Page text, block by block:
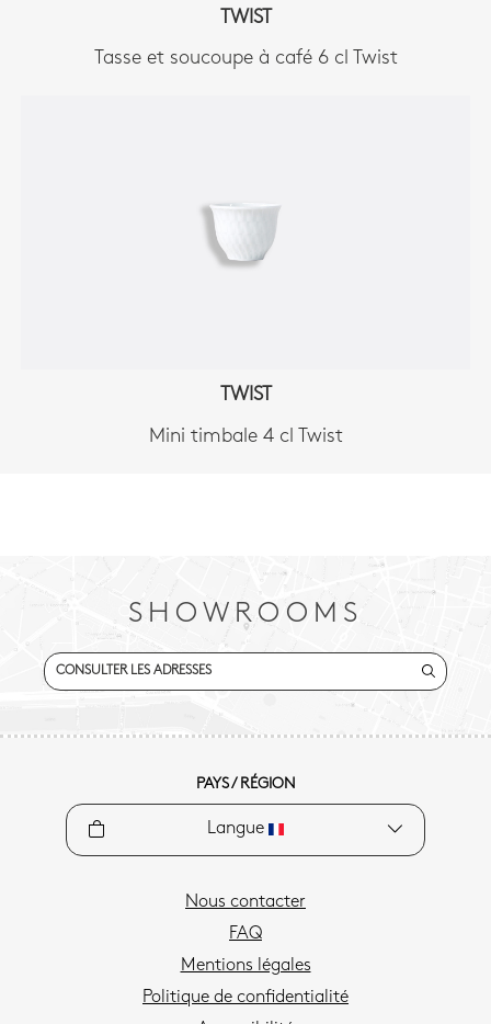
TWIST
Tasse et soucoupe à café 6 cl Twist
TWIST
Mini timbale 4 cl Twist
SHOWROOMS
CONSULTER LES ADRESSES
PAYS / RÉGION
Langue
Nous contacter
FAQ
Mentions légales
Politique de confidentialité